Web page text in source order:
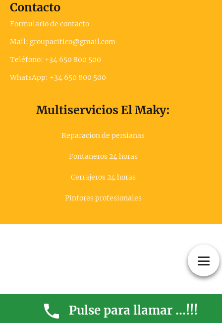
Contacto
Formulario de contacto
Mail: groupacifico@gmail.com
Teléfono: +34 650 800 500
WhatsApp: +34 650 800 500
Multiservicios El Maky:
Reparacion de persianas
Fontaneros 24 horas
Cerrajeros 24 horas
Pintores profesionales
Pulse para llamar ...!!!